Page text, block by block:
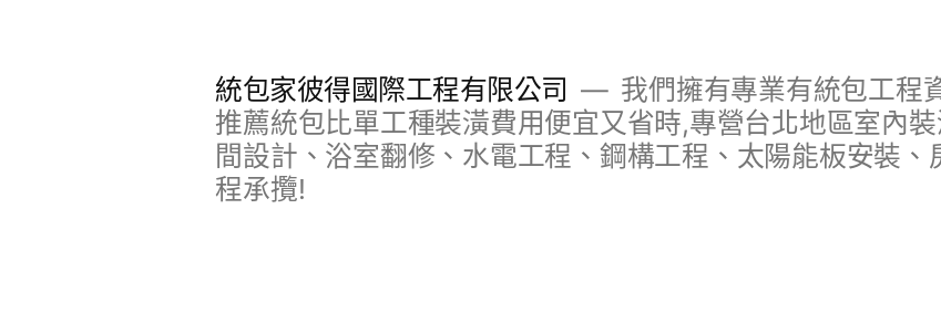
統包家彼得國際工程有限公司
我們擁有專業有統包工程
推薦統包比單工種裝潢費用便宜又省時,專營台北地區室內
間設計、浴室翻修、水電工程、鋼構工程、太陽能板安裝
程承攬!